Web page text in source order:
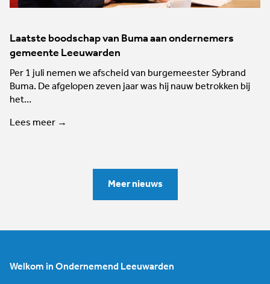
Laatste boodschap van Buma aan ondernemers
gemeente Leeuwarden
Per 1 juli nemen we afscheid van burgemeester Sybrand
Buma. De afgelopen zeven jaar was hij nauw betrokken bij
het…
Lees meer →
Meer nieuws
Welkom in Ondernemend Leeuwarden